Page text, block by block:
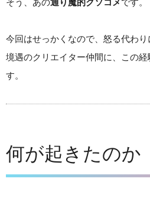
そう、あの通り魔的クソコメ です。
今回はせっかくなので、怒る代わ
境遇のクリエイター仲間に、この
す。
何が起きたのか